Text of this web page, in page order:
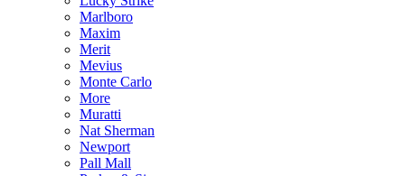
Marlboro
Maxim
Merit
Mevius
Monte Carlo
More
Muratti
Nat Sherman
Newport
Pall Mall